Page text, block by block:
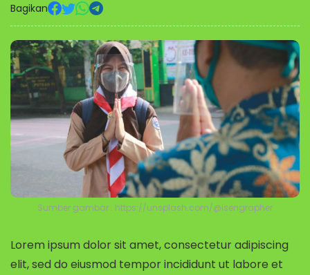
Bagikan
Sumber gambar : https://unsplash.com/@isengrapher
Lorem ipsum dolor sit amet, consectetur adipiscing
elit, sed do eiusmod tempor incididunt ut labore et